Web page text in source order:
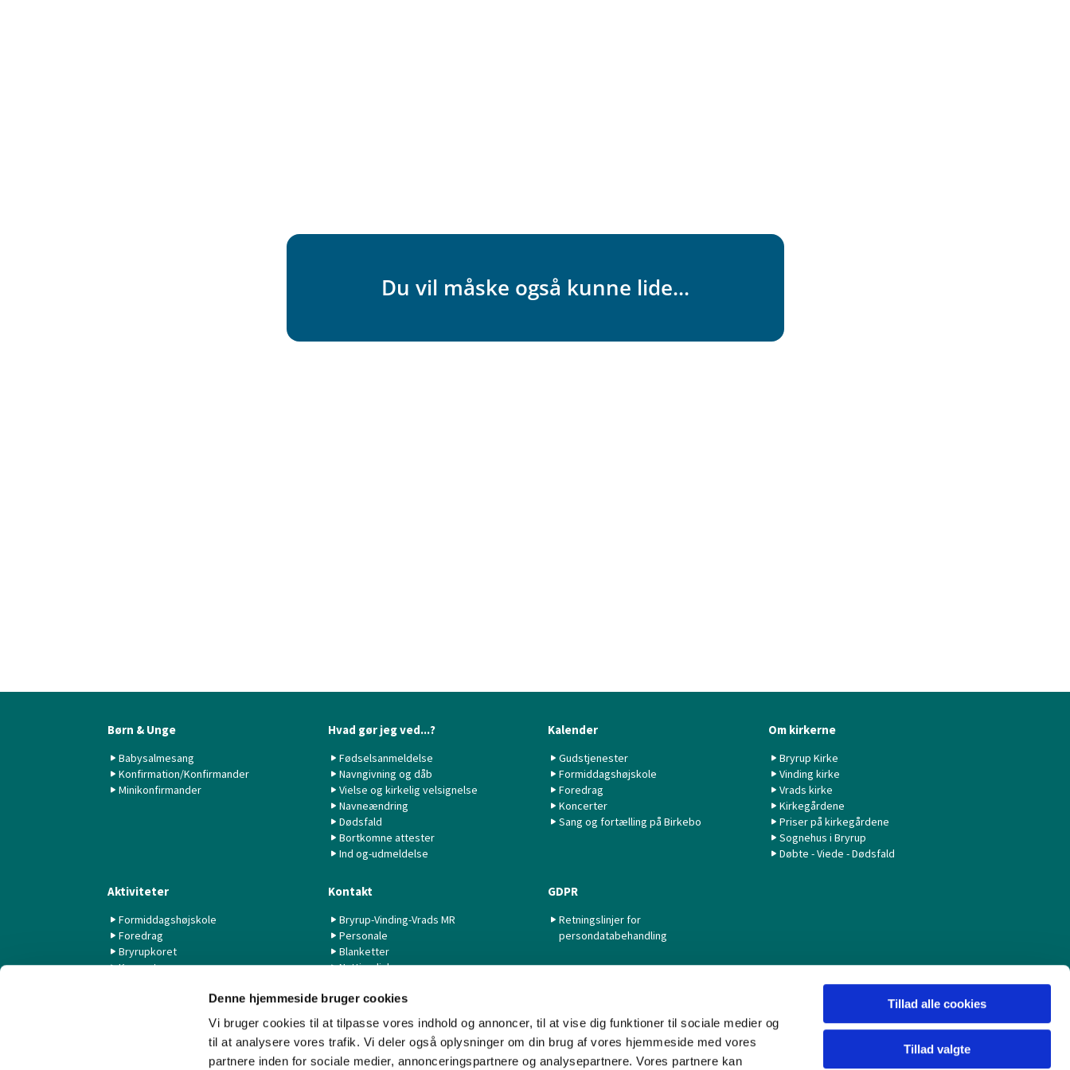
Denne hjemmeside bruger cookies
Vi bruger cookies til at tilpasse vores indhold og annoncer, til at vise dig funktioner til sociale medier og
til at analysere vores trafik. Vi deler også oplysninger om din brug af vores hjemmeside med vores
partnere inden for sociale medier, annonceringspartnere og analysepartnere. Vores partnere kan
Tillad alle cookies
Tillad valgte
Du vil måske også kunne lide...
Børn & Unge
Babysalmesang
Konfirmation/Konfirmander
Minikonfirmander
Hvad gør jeg ved...?
Fødselsanmeldelse
Navngivning og dåb
Vielse og kirkelig velsignelse
Navneændring
Dødsfald
Bortkomne attester
Ind og-udmeldelse
Kalender
Gudstjenester
Formiddagshøjskole
Foredrag
Koncerter
Sang og fortælling på Birkebo
Om kirkerne
Bryrup Kirke
Vinding kirke
Vrads kirke
Kirkegårdene
Priser på kirkegårdene
Sognehus i Bryrup
Døbte - Viede - Dødsfald
Aktiviteter
Formiddagshøjskole
Foredrag
Bryrupkoret
Koncerter
Livestream fra Aarhus Universitet
Kontakt
Bryrup-Vinding-Vrads MR
Personale
Blanketter
Nyttige links
GDPR
Retningslinjer for
persondatabehandling